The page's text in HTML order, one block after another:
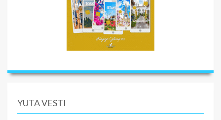
YUTA VESTI